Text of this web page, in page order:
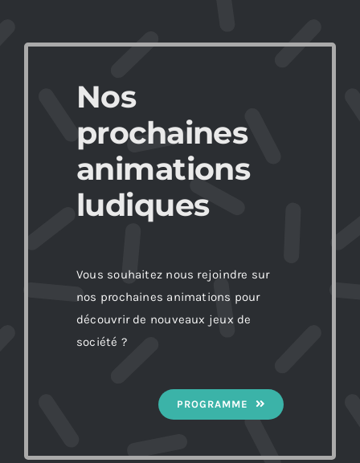
Nos
prochaines
animations
ludiques
Vous souhaitez nous rejoindre sur
nos prochaines animations pour
découvrir de nouveaux jeux de
société ?
PROGRAMME